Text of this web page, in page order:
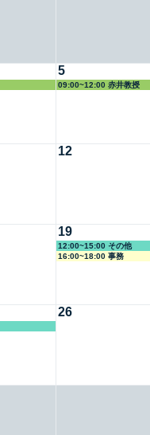
5
09:00~12:00 赤井教授
12
19
12:00~15:00 その他
16:00~18:00 事務
26